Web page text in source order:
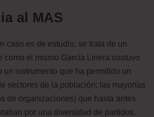
al MAS
caso es de estudio, se trata de un
como el mismo García Linera sostuvo
un instrumento que ha permitido un
sectores de la población; las mayorías
de organizaciones) que hasta antes
por una diversidad de partidos,